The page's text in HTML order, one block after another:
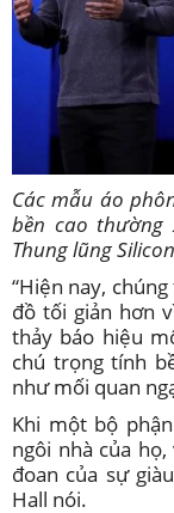
Các mẫu áo
bền cao thường
Thung lũng
“Hiện nay,
đồ tối giản hơn
thảy báo hiệu
chú trọng tính
như mối quan
Khi một bộ
ngôi nhà của
đoan của sự
Hall nói.